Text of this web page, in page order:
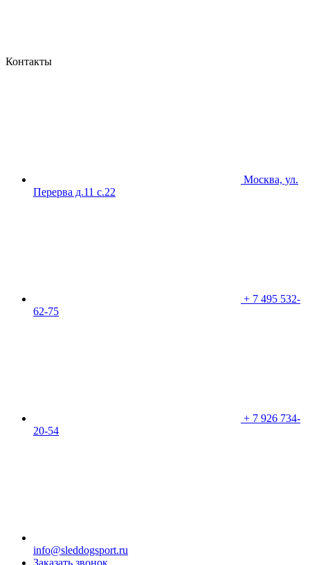
Контакты
Москва, ул.
Перерва д.11 с.22
+ 7 495 532-
62-75
+ 7 926 734-
20-54
info@sleddogsport.ru
Заказать звонок